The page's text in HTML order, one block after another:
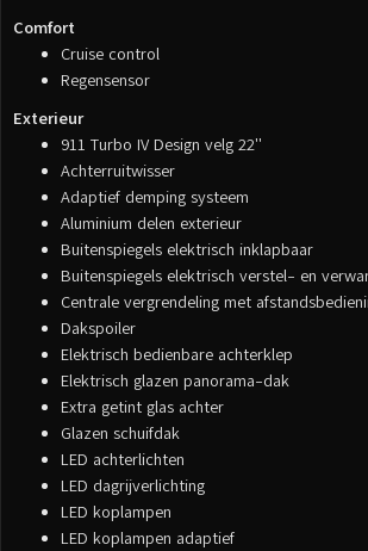
Comfort
Cruise control
Regensensor
Exterieur
911 Turbo IV Design velg 22''
Achterruitwisser
Adaptief demping systeem
Aluminium delen exterieur
Buitenspiegels elektrisch inklapbaar
Buitenspiegels elektrisch verstel- en
Centrale vergrendeling met
Dakspoiler
Elektrisch bedienbare achterklep
Elektrisch glazen panorama-dak
Extra getint glas achter
Glazen schuifdak
LED achterlichten
LED dagrijverlichting
LED koplampen
LED koplampen adaptief